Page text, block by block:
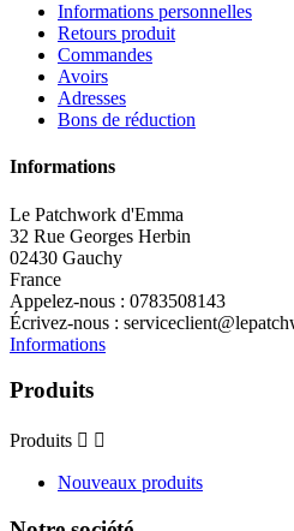
Informations personnelles
Retours produit
Commandes
Avoirs
Adresses
Bons de réduction
Informations
Le Patchwork d'Emma
32 Rue Georges Herbin
02430 Gauchy
France
Appelez-nous : 0783508143
Écrivez-nous :
Informations
Produits
Produits  
Nouveaux produits